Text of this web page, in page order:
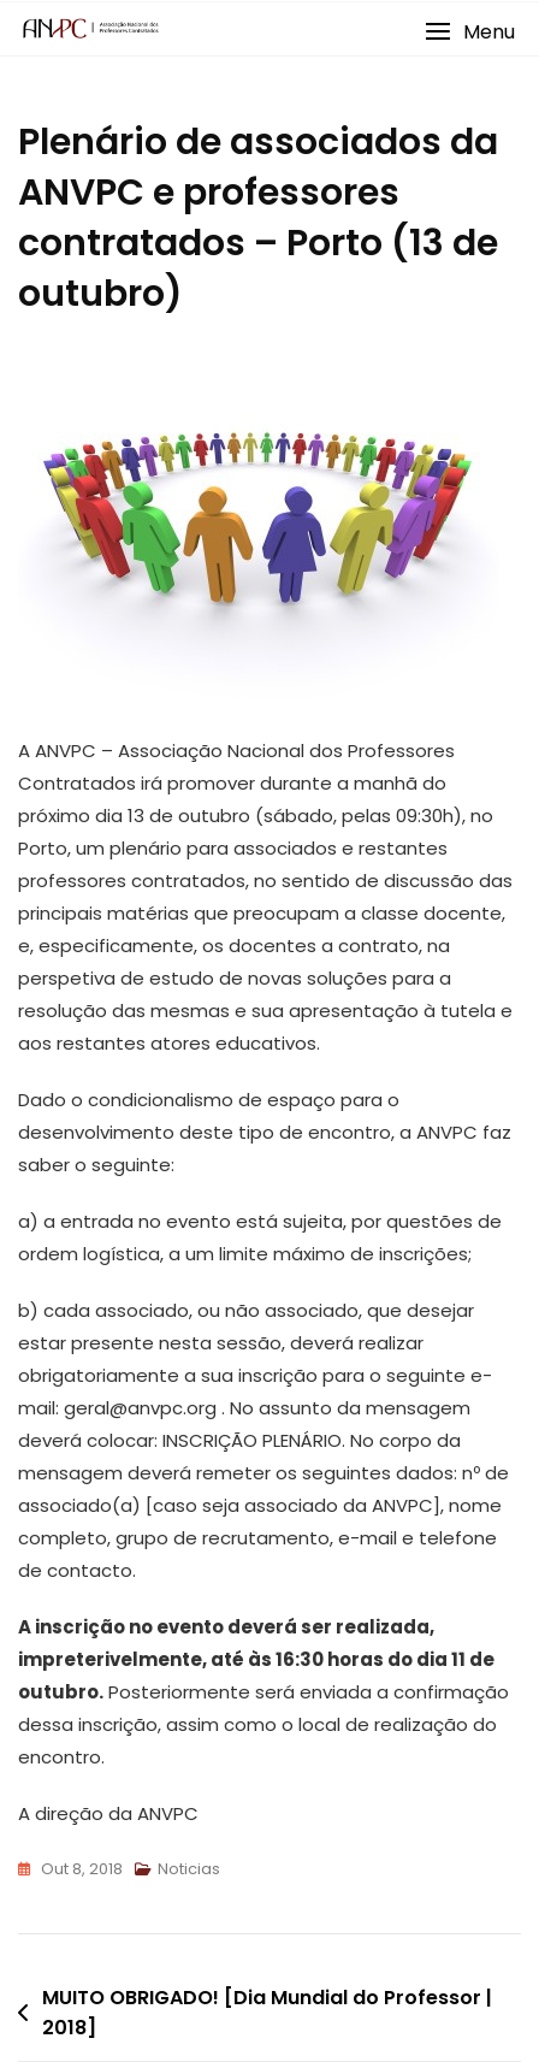
Menu
Plenário de associados da
ANVPC e professores
contratados – Porto (13 de
outubro)
A ANVPC – Associação Nacional dos Professores
Contratados irá promover durante a manhã do
próximo dia 13 de outubro (sábado, pelas 09:30h), no
Porto, um plenário para associados e restantes
professores contratados, no sentido de discussão das
principais matérias que preocupam a classe docente,
e, especificamente, os docentes a contrato, na
perspetiva de estudo de novas soluções para a
resolução das mesmas e sua apresentação à tutela e
aos restantes atores educativos.
Dado o condicionalismo de espaço para o
desenvolvimento deste tipo de encontro, a ANVPC faz
saber o seguinte:
a) a entrada no evento está sujeita, por questões de
ordem logística, a um limite máximo de inscrições;
b) cada associado, ou não associado, que desejar
estar presente nesta sessão, deverá realizar
obrigatoriamente a sua inscrição para o seguinte e-
mail: geral@anvpc.org . No assunto da mensagem
deverá colocar: INSCRIÇÃO PLENÁRIO. No corpo da
mensagem deverá remeter os seguintes dados: nº de
associado(a) [caso seja associado da ANVPC], nome
completo, grupo de recrutamento, e-mail e telefone
de contacto.
A inscrição no evento deverá ser realizada,
impreterivelmente, até às 16:30 horas do dia 11 de
outubro.Posteriormente será enviada a confirmação
dessa inscrição, assim como o local de realização do
encontro.
A direção da ANVPC
Out 8, 2018 Noticias
Navegação
de
MUITO OBRIGADO! [Dia Mundial do Professor |
2018]